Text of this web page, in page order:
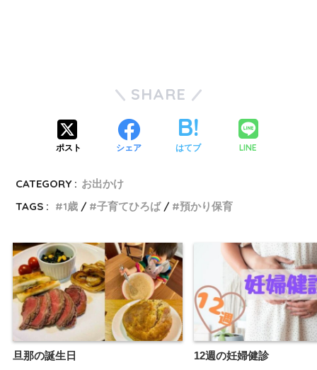
SHARE
ポスト シェア はてブ LINE
CATEGORY : お出かけ
TAGS :
1歳 子育てひろば 預かり保育
旦那の誕生日 12週の妊婦健診